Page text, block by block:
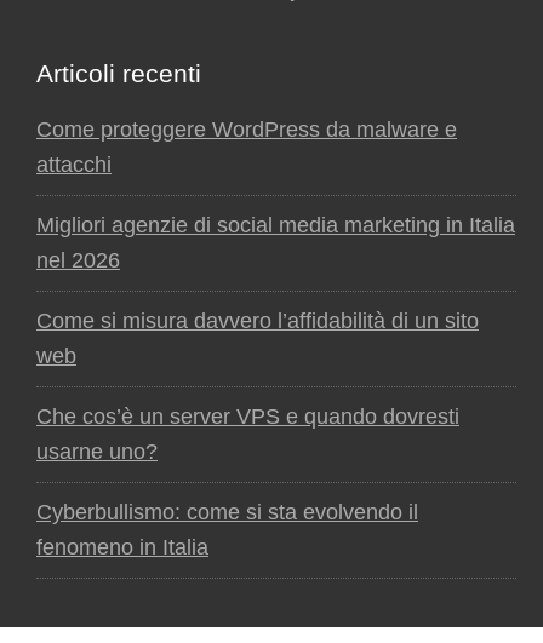
Articoli recenti
Come proteggere WordPress da malware e
attacchi
Migliori agenzie di social media marketing in Italia
nel 2026
Come si misura davvero l’affidabilità di un sito
web
Che cos’è un server VPS e quando dovresti
usarne uno?
Cyberbullismo: come si sta evolvendo il
fenomeno in Italia